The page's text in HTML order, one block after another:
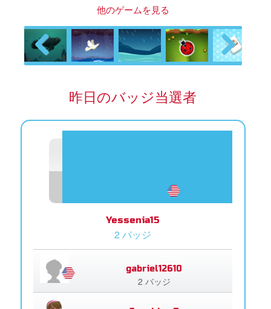
他のゲームを見る
Previous Next
昨日のバッジ当選者
Yessenia15
2 バッジ
gabriel12610
2 バッジ